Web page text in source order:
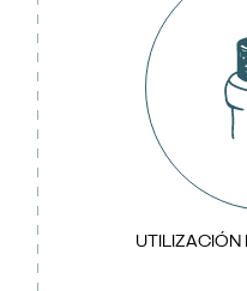
UTILIZACIÓN